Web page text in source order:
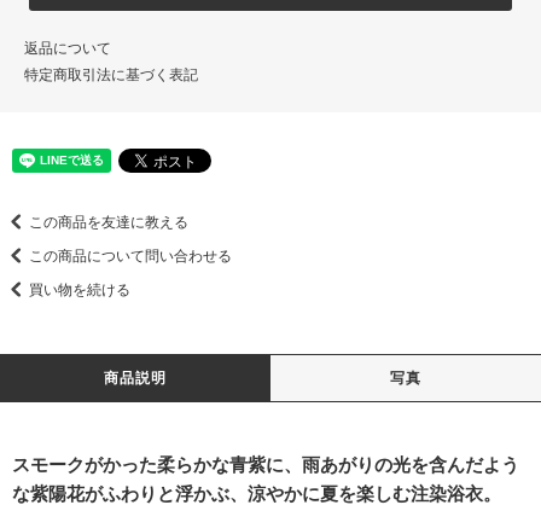
返品について
特定商取引法に基づく表記
この商品を友達に教える
この商品について問い合わせる
買い物を続ける
商品説明 写真
スモークがかった柔らかな青紫に、雨あがりの光を含んだよう
な紫陽花がふわりと浮かぶ、涼やかに夏を楽しむ注染浴衣。